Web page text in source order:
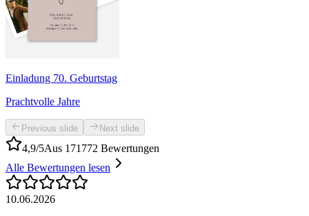
Einladung 70. Geburtstag
Prachtvolle Jahre
Previous slide Next slide
4,9/5Aus 171772 Bewertungen
Alle Bewertungen lesen
10.06.2026